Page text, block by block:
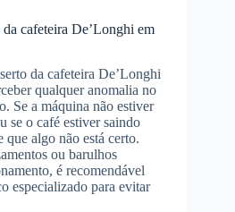
cafeteira De’Longhi em
da cafeteira De’Longhi
qualquer anomalia no
Se a máquina não estiver
se o café estiver saindo
que algo não está certo.
ou barulhos
é recomendável
especializado para evitar